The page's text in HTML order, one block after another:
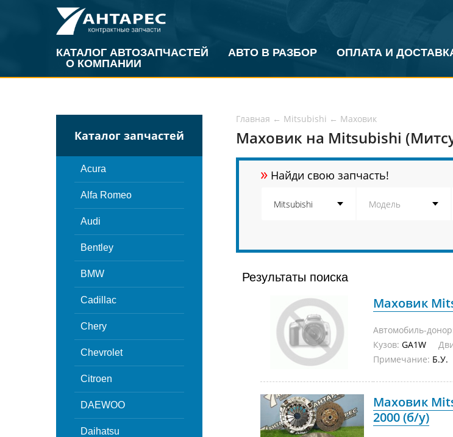
КАТАЛОГ АВТОЗАПЧАСТЕЙ АВТО В РАЗБОР
ОПЛАТА И
О КОМПАНИИ
Каталог запчастей
Acura
Alfa Romeo
Audi
Bentley
BMW
Cadillac
Chery
Chevrolet
Citroen
DAEWOO
Daihatsu
Главная ← Mitsubishi ← Маховик
Маховик на Mitsubishi
» Найди свою запчасть!
Результаты поиска
Маховик
Автомобиль-
Кузов: GA1W
Примечание: Б.У.
Маховик
2000 (б/у)